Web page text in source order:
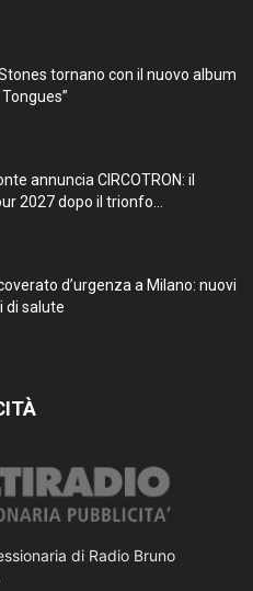
Stones tornano con il nuovo album
annuncia CIRCOTRON: il
2027 dopo il trionfo...
d’urgenza a Milano: nuovi
di salute
di Radio Bruno